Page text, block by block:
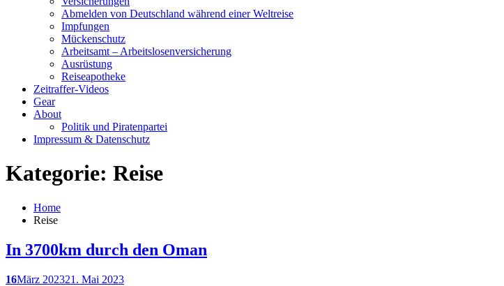
Abmelden von Deutschland während einer Weltreise
Impfungen
Mückenschutz
Arbeitsamt – Arbeitslosenversicherung
Ausrüstung
Reiseapotheke
Zeitraffer-Videos
Gear
About
Politik und Piratenpartei
Impressum & Datenschutz
Kategorie: Reise
Home
Reise
In 3700km durch den Oman
16März 202321. Mai 2023